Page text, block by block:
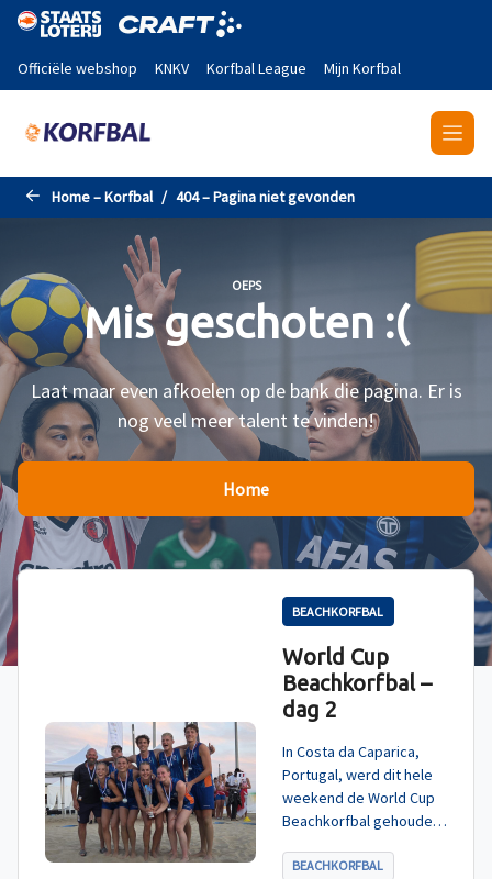
Naar de hoofdinhoud gaan
Officiële webshop KNKV Korfbal League Mijn Korfbal
Home – Korfbal 404 – Pagina niet gevonden
OEPS
Mis geschoten :(
Laat maar even afkoelen op de bank die pagina. Er is
nog veel meer talent te vinden!
Home
BEACHKORFBAL
World Cup
Beachkorfbal –
dag 2
In Costa da Caparica,
Portugal, werd dit hele
weekend de World Cup
Beachkorfbal gehouden.
tegen België, die
BEACHKORFBAL